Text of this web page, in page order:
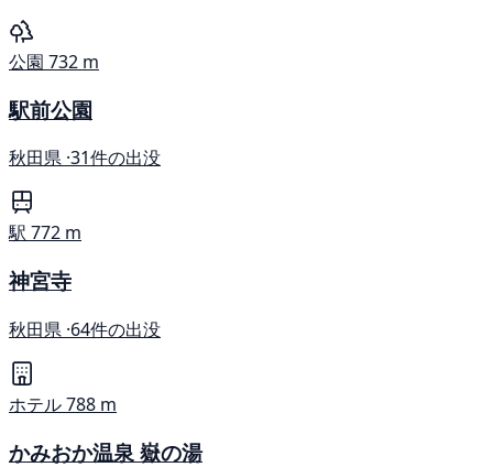
公園 732 m
駅前公園
秋田県 ·31件の出没
駅 772 m
神宮寺
秋田県 ·64件の出没
ホテル788 m
かみおか温泉 嶽の湯